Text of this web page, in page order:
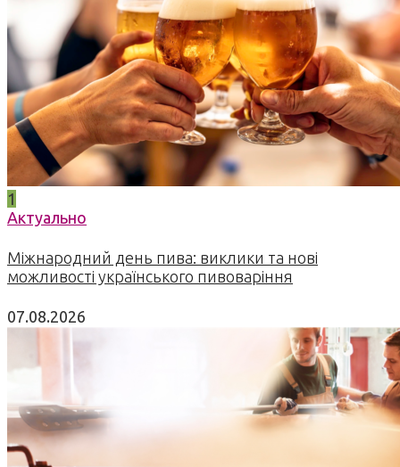
1
Актуально
Міжнародний день пива: виклики та нові
можливості українського пивоваріння
07.08.2026